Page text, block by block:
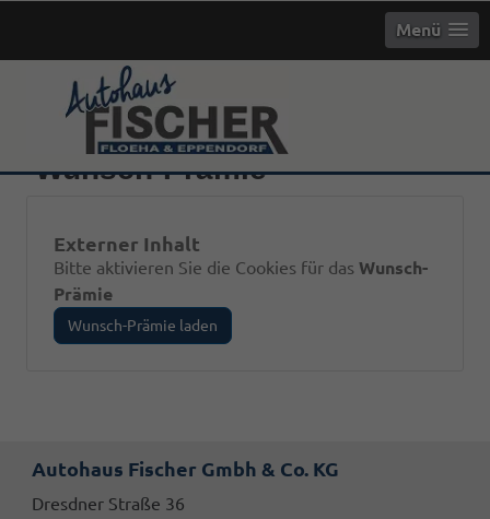
Menü
Wunsch-Prämie
Externer Inhalt
Bitte aktivieren Sie die Cookies für das Wunsch-
Prämie
Wunsch-Prämie laden
Autohaus Fischer Gmbh & Co. KG
Dresdner Straße 36